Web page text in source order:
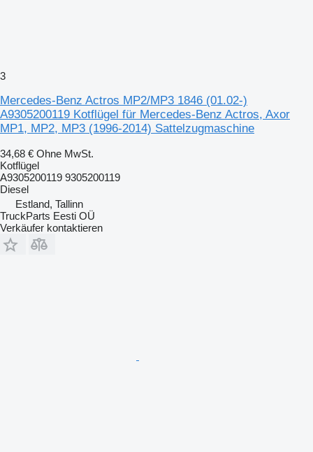
3
Mercedes-Benz Actros MP2/MP3 1846 (01.02-)
A9305200119 Kotflügel für Mercedes-Benz Actros, Axor
MP1, MP2, MP3 (1996-2014) Sattelzugmaschine
34,68 € Ohne MwSt.
Kotflügel
A9305200119 9305200119
Diesel
Estland, Tallinn
TruckParts Eesti OÜ
Verkäufer kontaktieren